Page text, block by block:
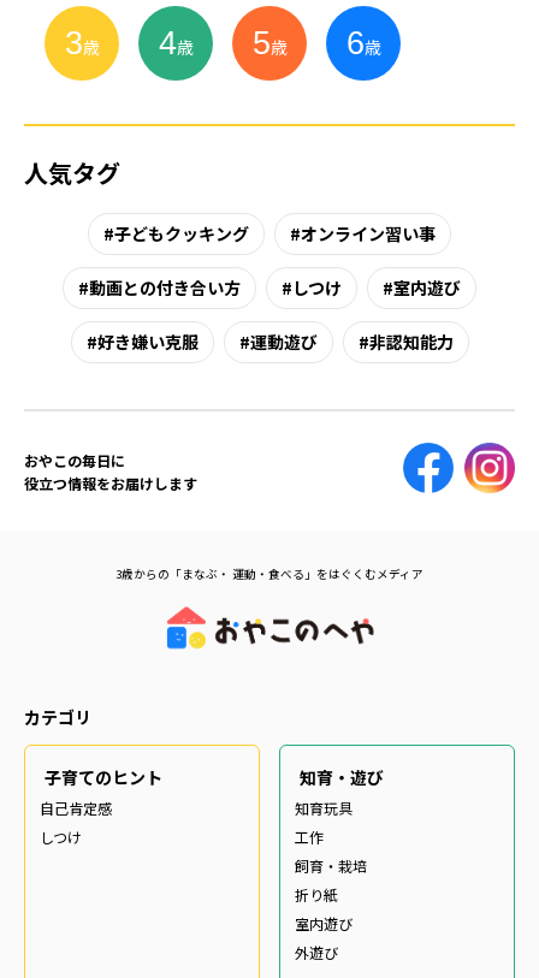
3歳 4歳 5歳 6歳
人気タグ
子どもクッキング オンライン習い事
動画との付き合い方 しつけ 室内遊び
好き嫌い克服 運動遊び 非認知能力
おやこの毎日に
役立つ情報をお届けします
3歳からの「まなぶ・ 運動・食べる」をはぐくむメディア
カテゴリ
子育てのヒント
自己肯定感
しつけ
知育・遊び
知育玩具
工作
飼育・栽培
折り紙
室内遊び
外遊び